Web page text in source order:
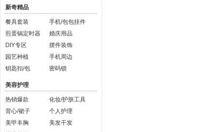
新奇精品
餐具套装
手机/包包挂件
煎蛋锅定时器
婚庆用品
DIY专区
摆件装饰
园艺种植
手机周边
钥匙扣/包
密码锁
美容护理
热销爆款
化妆/护肤工具
背心/裙子
个人护理
美甲丰胸
美发干发